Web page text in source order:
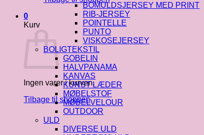
0
Kurv
Ingen varer i kurven.
Tilbage til shoppen
BOMULDSJERSEY MED PRINT
RIB-JERSEY
POINTELLE
PUNTO
VISKOSEJERSEY
BOLIGTEKSTIL
GOBELIN
HALVPANAMA
KANVAS
KUNST LÆDER
MØBELSTOF
MØBELVELOUR
OUTDOOR
ULD
DIVERSE ULD